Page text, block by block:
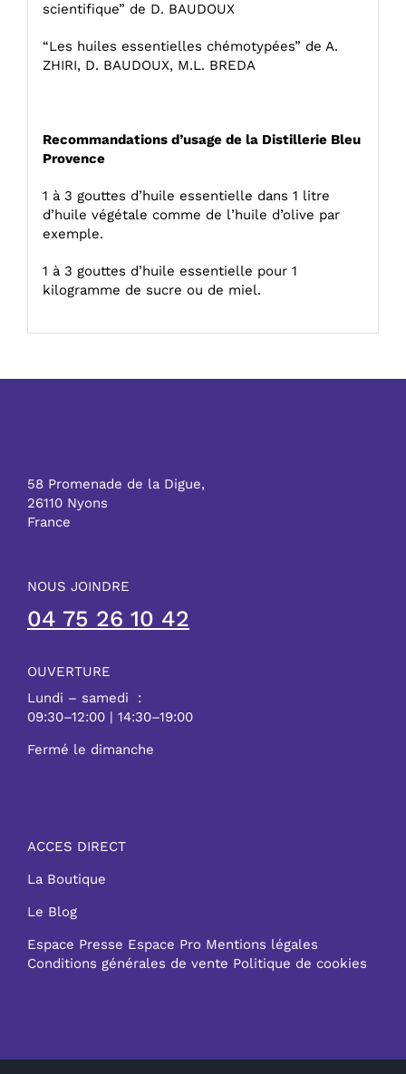
scientifique” de D. BAUDOUX
“Les huiles essentielles chémotypées” de A.
ZHIRI, D. BAUDOUX, M.L. BREDA
Recommandations d’usage de la Distillerie Bleu
Provence
1 à 3 gouttes d’huile essentielle dans 1 litre
d’huile végétale comme de l’huile d’olive par
exemple.
1 à 3 gouttes d’huile essentielle pour 1
kilogramme de sucre ou de miel.
58 Promenade de la Digue,
26110 Nyons
France
NOUS JOINDRE
04 75 26 10 42
OUVERTURE
Lundi – samedi :
09:30–12:00 | 14:30–19:00
Fermé le dimanche
ACCES DIRECT
La Boutique
Le Blog
Espace Presse Espace Pro Mentions légales
Conditions générales de vente Politique de cookies